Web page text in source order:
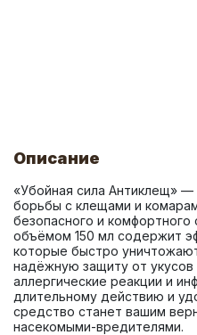
Описание
«Убойная сила Антиклещ»
борьбы с клещами и
безопасного и
объёмом 150 мл содержит
которые быстро
надёжную защиту от
аллергические реакции и
длительному действию и
средство станет вашим
насекомыми-вредителями.